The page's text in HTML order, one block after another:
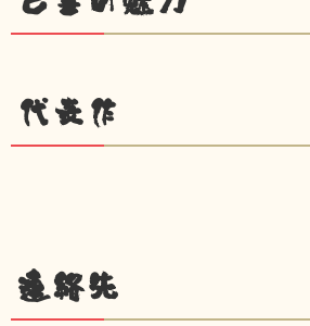
代表作
連絡先